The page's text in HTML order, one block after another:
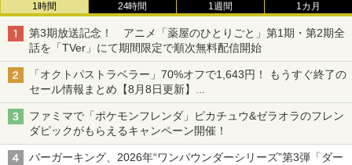
1時間 24時間 1週間 1カ月
第3期放送記念！ アニメ「薬屋のひとりごと」第1期・第2期全
話を「TVer」にて期間限定で順次無料配信開始
「オクトパストラベラー」70%オフで1,643円！ もうすぐ終了の
セール情報まとめ【8月8日更新】
ニンテンドーeショップでは「大神 絶景版」が67%オフで990円
ファミマで「ポケモンフレンダ」ピカチュウ&ゼラオラのフレン
ダピックがもらえるキャンペーン開催！
バーガーキング、2026年“ワンパウンダーシリーズ”第3弾「ダー